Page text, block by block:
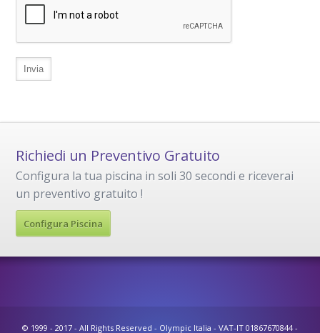
Richiedi un Preventivo Gratuito
Configura la tua piscina in soli 30 secondi e riceverai
un preventivo gratuito !
Configura Piscina
© 1999 - 2017 - All Rights Reserved - Olympic Italia - VAT-IT 01867670844 -